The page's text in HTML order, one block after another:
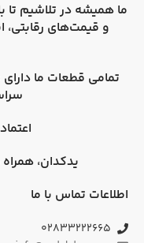
ما همیشه در تلاشیم تا
و قیمت‌های رقابتی،
تمامی قطعات ما دارای
یدکدان،
اطلاعات تماس با ما
۰۲۸۳۳۲۲۲۶۶۵